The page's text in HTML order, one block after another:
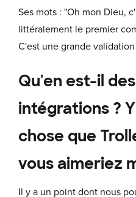
Ses mots : "Oh mon Dieu,
littéralement le premier
C'est une grande
Qu'en est-il
intégrations ?
chose que
vous aimeriez
Il y a un point dont nous